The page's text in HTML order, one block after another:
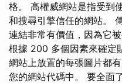
格。 高權威網站是指受到
和搜尋引擎信任的網站。
連結非常有價值，因為它
根據 200 多個因素來確定
網站上放置的每張圖片都
您的網站代碼中。 要全